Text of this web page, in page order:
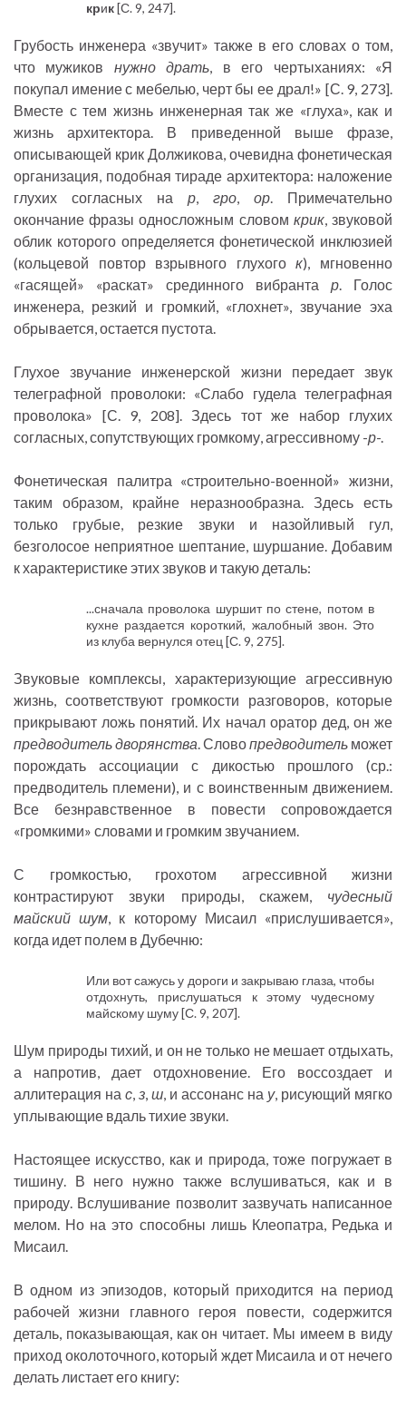
крик[С. 9, 247].
Грубость инженера «звучит» также в его словах о том,
что мужиков нужно драть, в его чертыханиях: «Я
покупал имение с мебелью, черт бы ее драл!» [С. 9, 273].
Вместе с тем жизнь инженерная так же «глуха», как и
жизнь архитектора. В приведенной выше фразе,
описывающей крик Должикова, очевидна фонетическая
организация, подобная тираде архитектора: наложение
глухих согласных на р, гро, ор. Примечательно
окончание фразы односложным словом крик, звуковой
облик которого определяется фонетической инклюзией
(кольцевой повтор взрывного глухогок), мгновенно
«гасящей» «раскат» срединного вибранта р. Голос
инженера, резкий и громкий, «глохнет», звучание эха
обрывается, остается пустота.
Глухое звучание инженерской жизни передает звук
телеграфной проволоки: «Слабо гудела телеграфная
проволока» [С. 9, 208]. Здесь тот же набор глухих
согласных, сопутствующих громкому, агрессивному -р-.
Фонетическая палитра «строительно-военной» жизни,
таким образом, крайне неразнообразна. Здесь есть
только грубые, резкие звуки и назойливый гул,
безголосое неприятное шептание, шуршание. Добавим
к характеристике этих звуков и такую деталь:
...сначала проволока шуршит по стене, потом в
кухне раздается короткий, жалобный звон. Это
из клуба вернулся отец [С. 9, 275].
Звуковые комплексы, характеризующие агрессивную
жизнь, соответствуют громкости разговоров, которые
прикрывают ложь понятий. Их начал оратор дед, он же
предводитель дворянства. Словопредводитель может
порождать ассоциации с дикостью прошлого (ср.:
предводитель племени), и с воинственным движением.
Все безнравственное в повести сопровождается
«громкими» словами и громким звучанием.
С громкостью, грохотом агрессивной жизни
контрастируют звуки природы, скажем, чудесный
майский шум, к которому Мисаил «прислушивается»,
когда идет полем в Дубечню:
Или вот сажусь у дороги и закрываю глаза, чтобы
отдохнуть, прислушаться к этому чудесному
майскому шуму [С. 9, 207].
Шум природы тихий, и он не только не мешает отдыхать,
а напротив, дает отдохновение. Его воссоздает и
аллитерация на с, з, ш, и ассонанс на у, рисующий мягко
уплывающие вдаль тихие звуки.
Настоящее искусство, как и природа, тоже погружает в
тишину. В него нужно также вслушиваться, как и в
природу. Вслушивание позволит зазвучать написанное
мелом. Но на это способны лишь Клеопатра, Редька и
Мисаил.
В одном из эпизодов, который приходится на период
рабочей жизни главного героя повести, содержится
деталь, показывающая, как он читает. Мы имеем в виду
приход околоточного, который ждет Мисаила и от нечего
делать листает его книгу: